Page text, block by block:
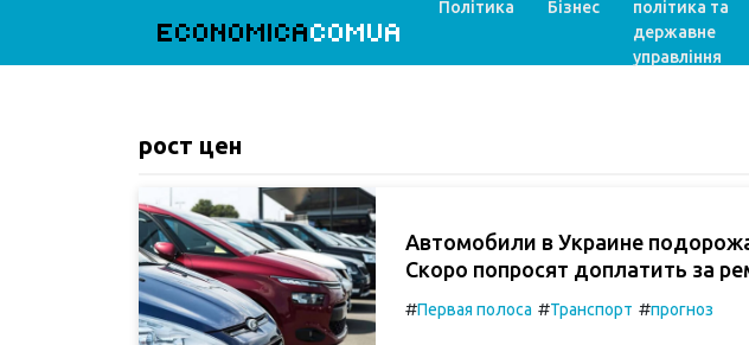
ECONOMICACOMUA
Політика Бізнес
політика та
державне
управління
рост цен
Автомобили в Украине
Скоро попросят доплатить за
#Первая полоса #Транспорт #прогноз